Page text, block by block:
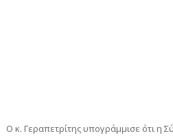
Ο κ. Γεραπετρίτης υπογράμμισε ότι η